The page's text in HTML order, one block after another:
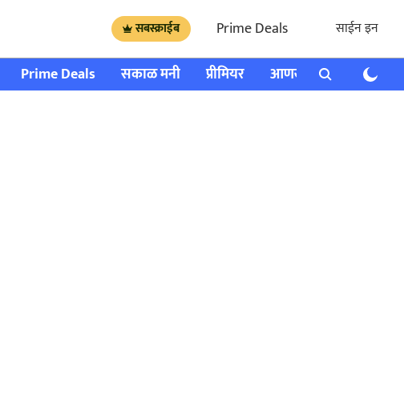
सबस्क्राईब Prime Deals साईन इन
Prime Deals सकाळ मनी प्रीमियर आणखी राशी भविष्य